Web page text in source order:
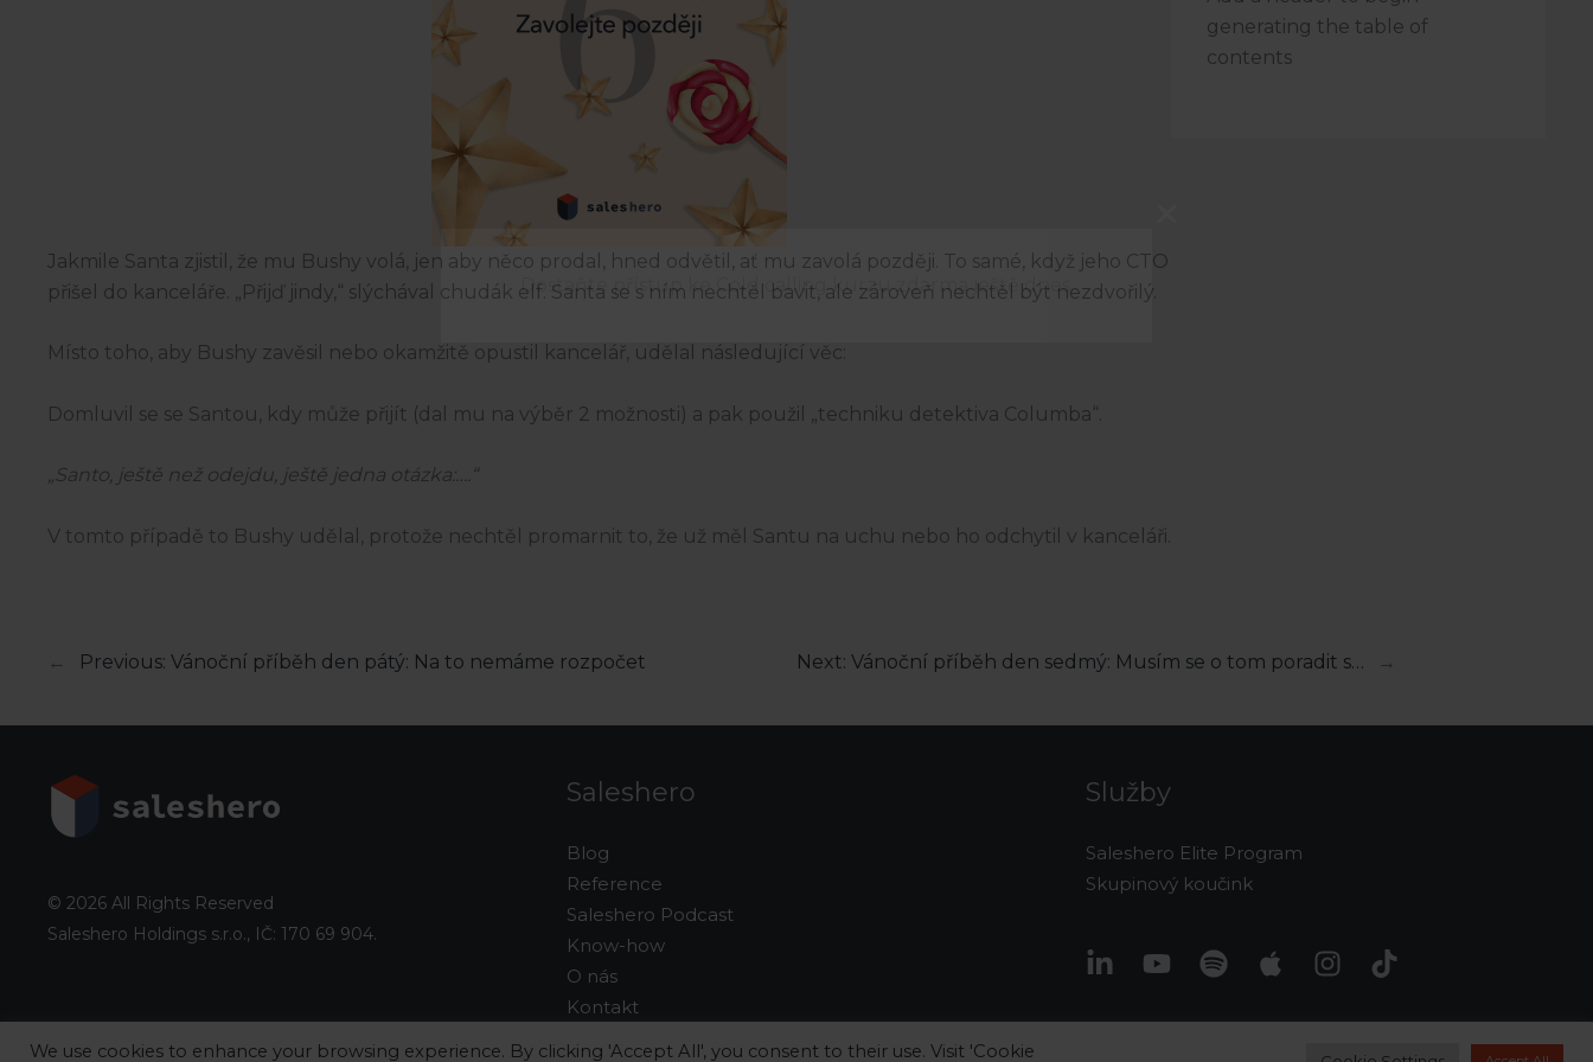
Jakmile Santa zjistil, že mu Bushy volá, jen aby něco prodal, hned odvětil, ať mu zavolá později. To samé, když jeho CTO
přišel do kanceláře. „Přijď jindy,“ slýchával chudák elf. Santa se s ním nechtěl bavit, ale zároveň nechtěl být nezdvořilý.
Místo toho, aby Bushy zavěsil nebo okamžitě opustil kancelář, udělal následující věc:
Domluvil se se Santou, kdy může přijít (dal mu na výběr 2 možnosti) a pak použil „techniku detektiva Columba“.
„Santo, ještě než odejdu, ještě jedna otázka:….“
V tomto případě to Bushy udělal, protože nechtěl promarnit to, že už měl Santu na uchu nebo ho odchytil v kanceláři.
generating the table of
contents
← Previous: Vánoční příběh den pátý: Na to nemáme rozpočet Next: Vánoční příběh den sedmý: Musím se o tom poradit s… →
© 2026 All Rights Reserved
Saleshero Holdings s.r.o., IČ: 170 69 904.
Saleshero
Blog
Reference
Saleshero Podcast
Know-how
O nás
Kontakt
Služby
Saleshero Elite Program
Skupinový koučink
Dostaňte přístup ke Cold calling kurzu zdarma ještě dnes.
We use cookies to enhance your browsing experience. By clicking 'Accept All', you consent to their use. Visit 'Cookie